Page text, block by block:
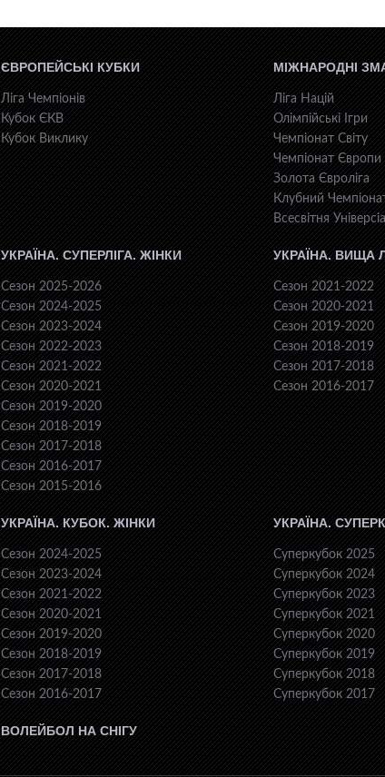
ЄВРОПЕЙСЬКІ КУБКИ
Ліга Чемпіонів
Кубок ЄКВ
Кубок Виклику
МІЖНАРОДНІ
Ліга Націй
Олімпійські Ігри
Чемпіонат Світу
Чемпіонат Європи
Золота Євроліга
Клубний
Всесвiтня
УКРАЇНА. СУПЕРЛІГА. ЖІНКИ
Сезон 2025-2026
Сезон 2024-2025
Сезон 2023-2024
Сезон 2022-2023
Сезон 2021-2022
Сезон 2020-2021
Сезон 2019-2020
Сезон 2018-2019
Сезон 2017-2018
Сезон 2016-2017
Сезон 2015-2016
УКРАЇНА. ВИЩА
Сезон 2021-2022
Сезон 2020-2021
Сезон 2019-2020
Сезон 2018-2019
Сезон 2017-2018
Сезон 2016-2017
УКРАЇНА. КУБОК. ЖІНКИ
Сезон 2024-2025
Сезон 2023-2024
Сезон 2021-2022
Сезон 2020-2021
Сезон 2019-2020
Сезон 2018-2019
Сезон 2017-2018
Сезон 2016-2017
УКРАЇНА.
Суперкубок 2025
Суперкубок 2024
Суперкубок 2023
Суперкубок 2021
Суперкубок 2020
Суперкубок 2019
Суперкубок 2018
Суперкубок 2017
ВОЛЕЙБОЛ НА СНІГУ